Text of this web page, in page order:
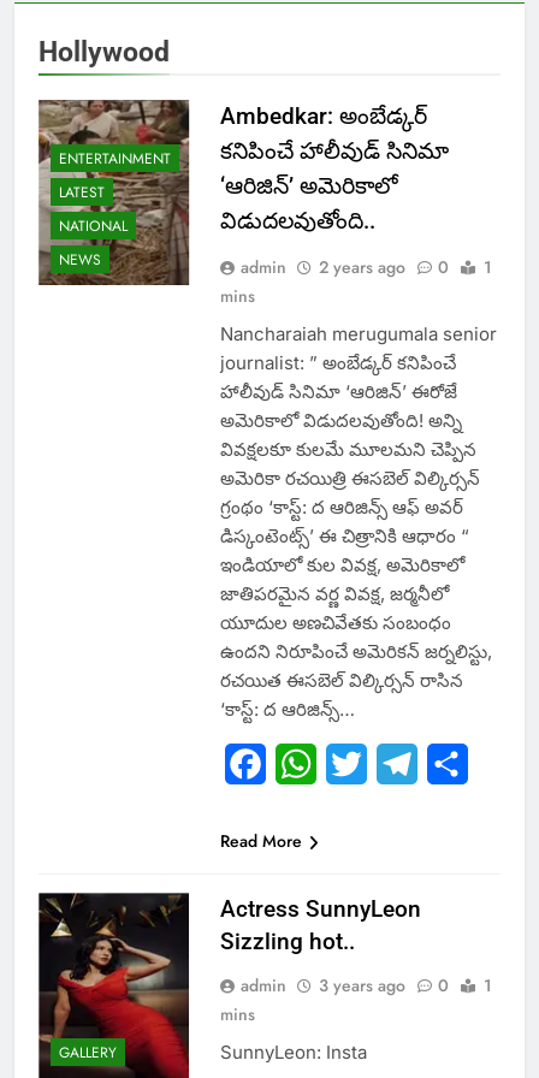
Hollywood
ENTERTAINMENT
LATEST
NATIONAL
NEWS
Ambedkar: అంబేడ్కర్‌
కనిపించే హాలీవుడ్‌ సినిమా
‘ఆరిజిన్‌’ అమెరికాలో
విడుదలవుతోంది..
admin 2 years ago 0
1
mins
Nancharaiah merugumala senior
journalist: ” అంబేడ్కర్‌ కనిపించే
హాలీవుడ్‌ సినిమా ‘ఆరిజిన్‌’ ఈరోజే
అమెరికాలో విడుదలవుతోంది! అన్ని
వివక్షలకూ కులమే మూలమని చెప్పిన
అమెరికా రచయిత్రి ఈసబెల్‌ విల్కిర్సన్‌
గ్రంథం ‘కాస్ట్‌: ద ఆరిజిన్స్‌ ఆఫ్‌ అవర్‌
డిస్కంటెంట్స్‌’ ఈ చిత్రానికి ఆధారం “
ఇండియాలో కుల వివక్ష, అమెరికాలో
జాతిపరమైన వర్ణ వివక్ష, జర్మనీలో
యూదుల అణచివేతకు సంబంధం
ఉందని నిరూపించే అమెరికన్‌ జర్నలిస్టు,
రచయిత ఈసబెల్‌ విల్కిర్సన్‌ రాసిన
‘కాస్ట్‌: ద ఆరిజిన్స్‌…
FacebookWhatsApp
Twitter Telegram
Read More
GALLERY
Actress SunnyLeon
Sizzling hot..
admin 3 years ago 0
1
mins
SunnyLeon: Insta